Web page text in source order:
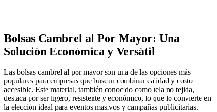
Bolsas Cambrel al Por Mayor: Una
Solución Económica y Versátil
Las bolsas cambrel al por mayor son una de las opciones más
populares para empresas que buscan combinar calidad y costo
accesible. Este material, también conocido como tela no tejida,
destaca por ser ligero, resistente y económico, lo que lo convierte en
la elección ideal para eventos masivos y campañas publicitarias.